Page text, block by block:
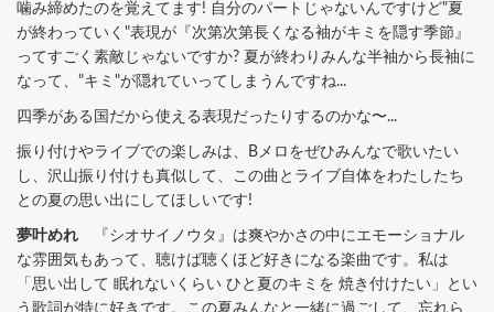
噛み締めたのを覚えてます! 自分のパートじゃないんですけど"夏
が終わっていく"表現が『次第次第長くなる袖がキミを隠す季節』
ってすごく素敵じゃないですか? 夏が終わりみんな半袖から長袖に
なって、"キミ"が隠れていってしまうんですね...
四季がある国だから使える表現だったりするのかな〜...
振り付けやライブでの楽しみは、Bメロをぜひみんなで歌いたい
し、沢山振り付けも真似して、この曲とライブ自体をわたしたち
との夏の思い出にしてほしいです!
夢叶めれ 『シオサイノウタ』は爽やかさの中にエモーショナル
な雰囲気もあって、聴けば聴くほど好きになる楽曲です。私は
「思い出して 眠れないくらい ひと夏のキミを 焼き付けたい」とい